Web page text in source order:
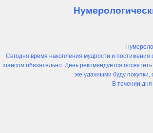
Сегодня время накопления мудрости и постижения
шансом обязательно. День рекомендуется
же удачными буду
В течении